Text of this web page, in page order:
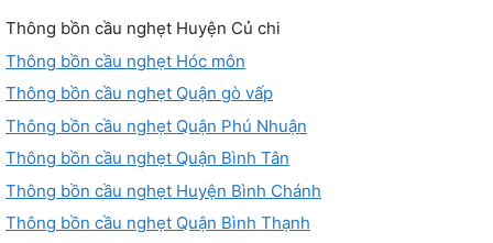
Thông bồn cầu nghẹt Huyện Củ chi
Thông bồn cầu nghẹt Hóc môn
Thông bồn cầu nghẹt Quận gò vấp
Thông bồn cầu nghẹt Quận Phú Nhuận
Thông bồn cầu nghẹt Quận Bình Tân
Thông bồn cầu nghẹt Huyện Bình Chánh
Thông bồn cầu nghẹt Quận Bình Thạnh